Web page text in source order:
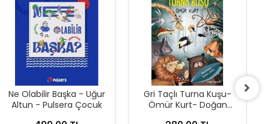
Ne Olabilir Başka - Uğur
Altun - Pulsera Çocuk
Gri Taçlı Turna Kuşu-
Ömür Kurt- Doğan